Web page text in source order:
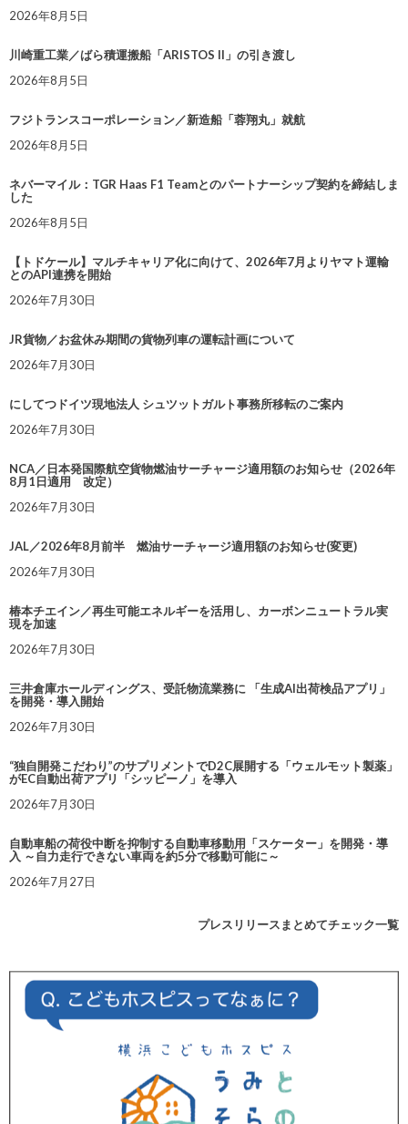
2026年8月5日
川崎重工業／ばら積運搬船「ARISTOS II」の引き渡し
2026年8月5日
フジトランスコーポレーション／新造船「蓉翔丸」就航
2026年8月5日
ネバーマイル：TGR Haas F1 Teamとのパートナーシップ契約を締結しま
した
2026年8月5日
【トドケール】マルチキャリア化に向けて、2026年7月よりヤマト運輸
とのAPI連携を開始
2026年7月30日
JR貨物／お盆休み期間の貨物列車の運転計画について
2026年7月30日
にしてつドイツ現地法人 シュツットガルト事務所移転のご案内
2026年7月30日
NCA／日本発国際航空貨物燃油サーチャージ適用額のお知らせ（2026年
8月1日適用 改定）
2026年7月30日
JAL／2026年8月前半 燃油サーチャージ適用額のお知らせ(変更)
2026年7月30日
椿本チエイン／再生可能エネルギーを活用し、カーボンニュートラル実
現を加速
2026年7月30日
三井倉庫ホールディングス、受託物流業務に 「生成AI出荷検品アプリ」
を開発・導入開始
2026年7月30日
“独自開発こだわり”のサプリメントでD2C展開する「ウェルモット製薬」
がEC自動出荷アプリ「シッピーノ」を導入
2026年7月30日
自動車船の荷役中断を抑制する自動車移動用「スケーター」を開発・導
入 ～自力走行できない車両を約5分で移動可能に～
2026年7月27日
プレスリリースまとめてチェック一覧